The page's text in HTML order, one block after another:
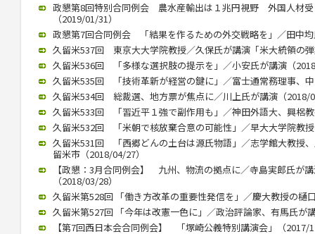
政懇第8回特別合同例会 農水産輸出は１兆円視野 外国人材受
（2019/01/31）
政懇第7回合同例会 「結果を作るための外交戦略を」／田中
久留米537回 東京大大学院教授／久保氏が講演「米大統領の
久留米536回 「多様な選択肢の提示を」／小安氏が講演（
久留米535回 「技術革新が経営の鍵に」／富士通常務理事、
久留米534回 総裁選、地方票が焦点に／川上氏が講演（2018/
久留米533回 「習近平１強で副作用も」／神田外語大、興梠
久留米532回 「米朝で核放棄合意の可能性」／早大大学院教
久留米531回 「西郷どんの土台は源氏物語」／志学館大教授
留米市（2018/04/27）
【政懇：3月合同例会】 九州、物流の拠点に／寺島実郎氏が
（2018/03/28）
久留米第528回 「働き方改革の重要性発信を」／慶大教授の樋
久留米第527回 「今年は改憲一色に」／政治評論家、有馬氏が
【第7回西日本会合同例会】 「塚崎公義特別講演会」（2017/